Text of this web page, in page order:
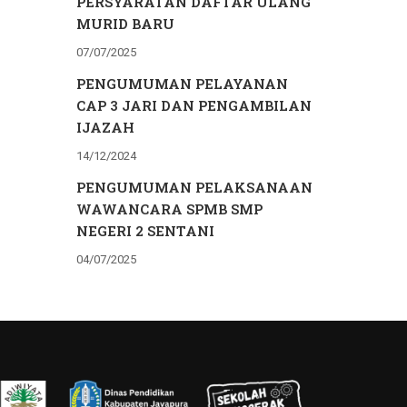
MURID BARU
07/07/2025
PENGUMUMAN PELAYANAN
CAP 3 JARI DAN PENGAMBILAN
IJAZAH
14/12/2024
PENGUMUMAN PELAKSANAAN
WAWANCARA SPMB SMP
NEGERI 2 SENTANI
04/07/2025